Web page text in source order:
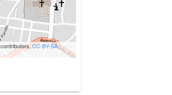
contributors,CC-BY-SA,